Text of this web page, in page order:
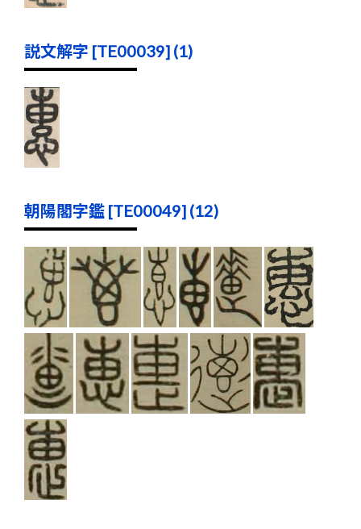
説文解字 [TE00039] (1)
朝陽閣字鑑 [TE00049] (12)